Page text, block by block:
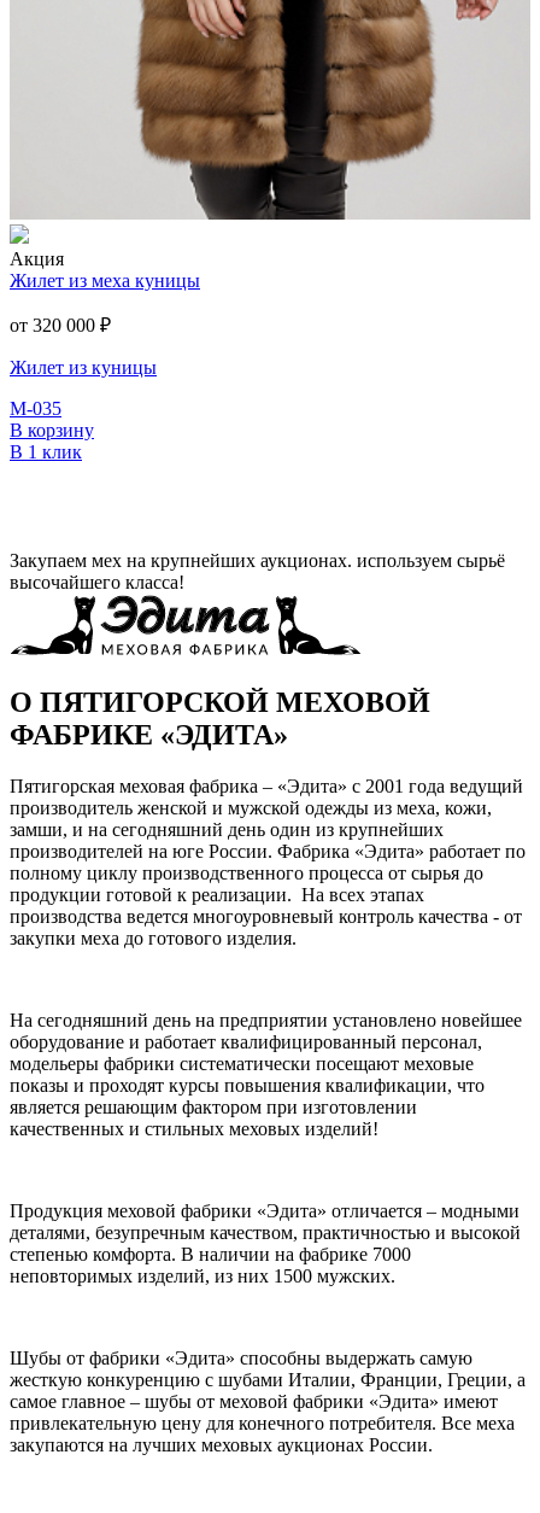
Акция
Жилет из меха куницы
от 320 000 ₽
Жилет из куницы
М-035
В корзину
В 1 клик
Закупаем мех на крупнейших аукционах. используем сырьё
высочайшего класса!
О ПЯТИГОРСКОЙ МЕХОВОЙ
ФАБРИКЕ «ЭДИТА»
Пятигорская меховая фабрика – «Эдита» с 2001 года ведущий
производитель женской и мужской одежды из меха, кожи,
замши, и на сегодняшний день один из крупнейших
производителей на юге России. Фабрика «Эдита» работает по
полному циклу производственного процесса от сырья до
продукции готовой к реализации. На всех этапах
производства ведется многоуровневый контроль качества - от
закупки меха до готового изделия.
На сегодняшний день на предприятии установлено новейшее
оборудование и работает квалифицированный персонал,
модельеры фабрики систематически посещают меховые
показы и проходят курсы повышения квалификации, что
является решающим фактором при изготовлении
качественных и стильных меховых изделий!
Продукция меховой фабрики «Эдита» отличается – модными
деталями, безупречным качеством, практичностью и высокой
степенью комфорта. В наличии на фабрике 7000
неповторимых изделий, из них 1500 мужских.
Шубы от фабрики «Эдита» способны выдержать самую
жесткую конкуренцию с шубами Италии, Франции, Греции, а
самое главное – шубы от меховой фабрики «Эдита» имеют
привлекательную цену для конечного потребителя. Все меха
закупаются на лучших меховых аукционах России.